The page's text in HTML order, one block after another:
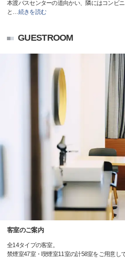
本渡バスセンターの道向かい、隣にはコンビ
と …続きを読む
GUESTROOM
客室のご案内
全14タイプの客室。
禁煙室47室・喫煙室11室の計58室をご用意し